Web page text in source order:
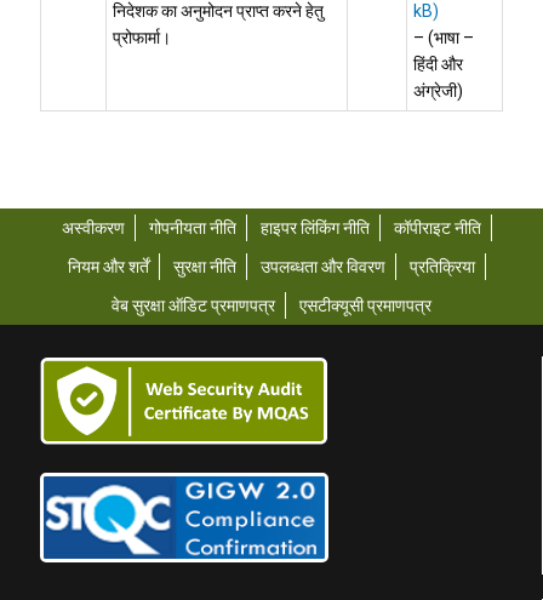
निदेशक का अनुमोदन प्राप्त करने हेतु
प्रोफार्मा।
– (भाषा –
हिंदी और
अंग्रेजी)
अस्वीकरण गोपनीयता नीति हाइपर लिंकिंग नीति
कॉपीराइट नीति
नियम और शर्तें
सुरक्षा नीति उपलब्धता और विवरण
प्रतिक्रिया
वेब सुरक्षा ऑडिट प्रमाणपत्र
एसटीक्यूसी प्रमाणपत्र